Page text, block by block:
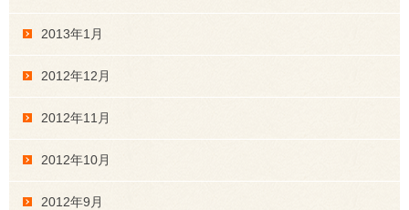
2013年1月
2012年12月
2012年11月
2012年10月
2012年9月